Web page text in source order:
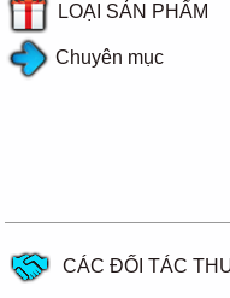
LOẠI SẢN PHẨM
Chuyên mục
CÁC ĐỐI TÁC